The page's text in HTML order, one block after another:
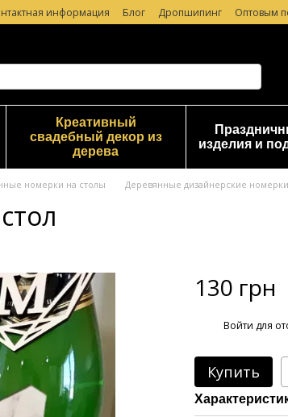
информация Блог Дропшипинг
Оптовым
Креативный
свадебный декор из
дерева
изделия и
номерки на столы Деревянные дизайнерские номерки
130 грн
Войти для
Купить